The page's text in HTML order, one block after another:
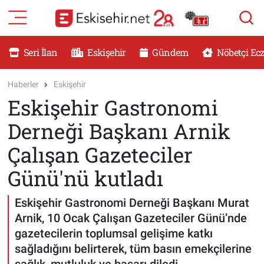
Seri İlan Eskişehir Gündem Nöbetçi
Haberler Eskişehir
Eskişehir Gastronomi
Derneği Başkanı Arnik
Çalışan Gazeteciler
Günü'nü kutladı
Eskişehir Gastronomi Derneği Başkanı Murat
Arnik, 10 Ocak Çalışan Gazeteciler Günü’nde
gazetecilerin toplumsal gelişime katkı
sağladığını belirterek, tüm basın emekçilerine
RESMİ İLANLAR
DÜNYA
SAĞLIK
MAGAZİN
KADIN
TEKNOLOJİ
YEMEK
Eskişehir Nöbetçi Eczaneler
Eskişehir Namaz Vakitleri
Eskişehir Trafik Yoğunluk Haritası
Süper Lig Puan Durumu ve Fikstür
Tüm Manşetler
Son Dakika Haberleri
Haber Arşivi